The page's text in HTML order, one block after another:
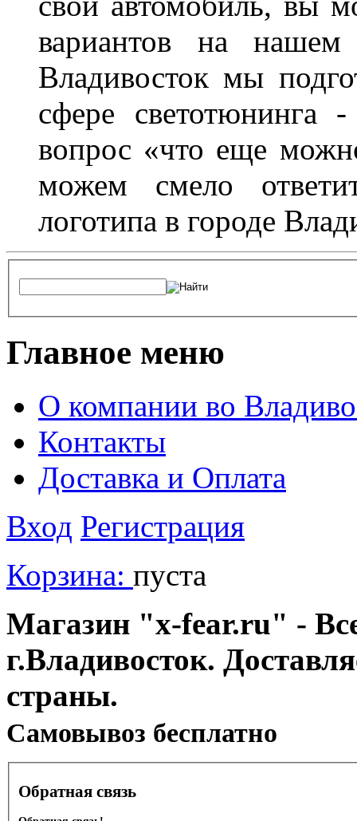
вариантов на
Владивосток мы
сфере светотюнинга
вопрос «что еще
можем смело
логотипа в городе
Главное меню
О компании во
Контакты
Доставка и Оплата
Вход Регистрация
Корзина: пуста
Магазин "x-fear.ru" -
г.Владивосток.
страны.
Cамовывоз бесплатно
Обратная связь